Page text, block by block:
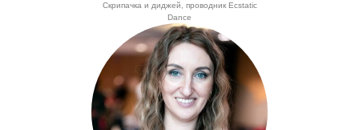
Скрипачка и диджей, проводник Ecstatic
Dance